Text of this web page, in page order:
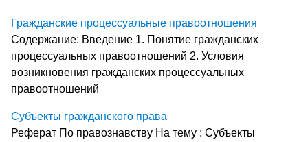
Гражданские процессуальные правоотношения
Содержание: Введение 1. Понятие гражданских
процессуальных правоотношений 2. Условия
возникновения гражданских процессуальных
правоотношений
Субъекты гражданского права
Реферат По правознавству На тему : Субъекты